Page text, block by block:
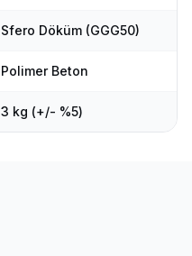
Sfero Döküm (GGG50)
Polimer Beton
3 kg (+/- %5)